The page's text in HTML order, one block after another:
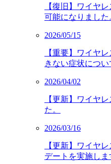
【復旧】ワイヤ
可能になりました
2026/05/15
【重要】ワイヤ
きない症状につい
2026/04/02
【更新】ワイヤ
た。
2026/03/16
【更新】ワイヤ
デートを実施しま